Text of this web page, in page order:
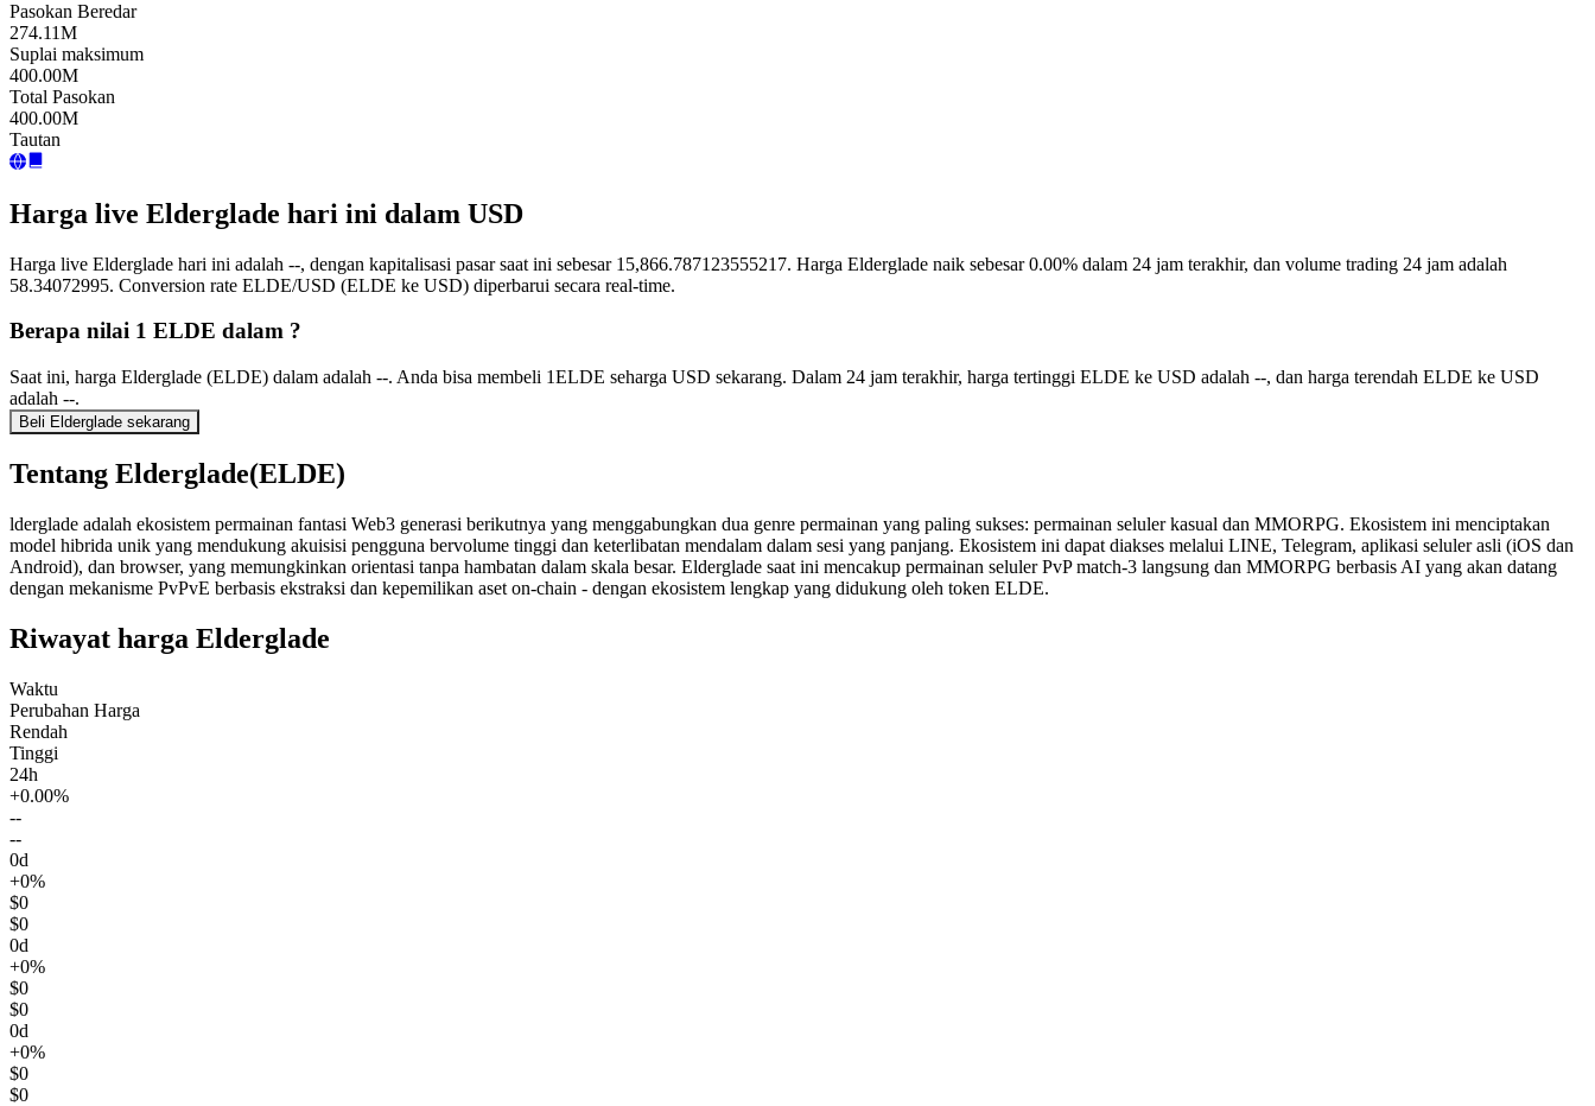
Pasokan Beredar
274.11M
Suplai maksimum
400.00M
Total Pasokan
400.00M
Tautan
Harga live Elderglade hari ini dalam USD
Harga live Elderglade hari ini adalah --, dengan kapitalisasi pasar saat ini sebesar 15,866.787123555217. Harga Elderglade naik sebesar 0.00% dalam 24 jam terakhir, dan volume trading 24 jam adalah
58.34072995. Conversion rate ELDE/USD (ELDE ke USD) diperbarui secara real-time.
Berapa nilai 1 ELDE dalam ?
Saat ini, harga Elderglade (ELDE) dalam adalah --. Anda bisa membeli 1ELDE seharga USD sekarang. Dalam 24 jam terakhir, harga tertinggi ELDE ke USD adalah --, dan harga terendah ELDE ke USD
adalah --.
Beli Elderglade sekarang
Tentang Elderglade(ELDE)
lderglade adalah ekosistem permainan fantasi Web3 generasi berikutnya yang menggabungkan dua genre permainan yang paling sukses: permainan seluler kasual dan MMORPG. Ekosistem ini menciptakan
model hibrida unik yang mendukung akuisisi pengguna bervolume tinggi dan keterlibatan mendalam dalam sesi yang panjang. Ekosistem ini dapat diakses melalui LINE, Telegram, aplikasi seluler asli (iOS dan
Android), dan browser, yang memungkinkan orientasi tanpa hambatan dalam skala besar. Elderglade saat ini mencakup permainan seluler PvP match-3 langsung dan MMORPG berbasis AI yang akan datang
dengan mekanisme PvPvE berbasis ekstraksi dan kepemilikan aset on-chain - dengan ekosistem lengkap yang didukung oleh token ELDE.
Riwayat harga Elderglade
Waktu
Perubahan Harga
Rendah
Tinggi
24h
+0.00%
--
--
0d
+0%
$0
$0
0d
+0%
$0
$0
0d
+0%
$0
$0